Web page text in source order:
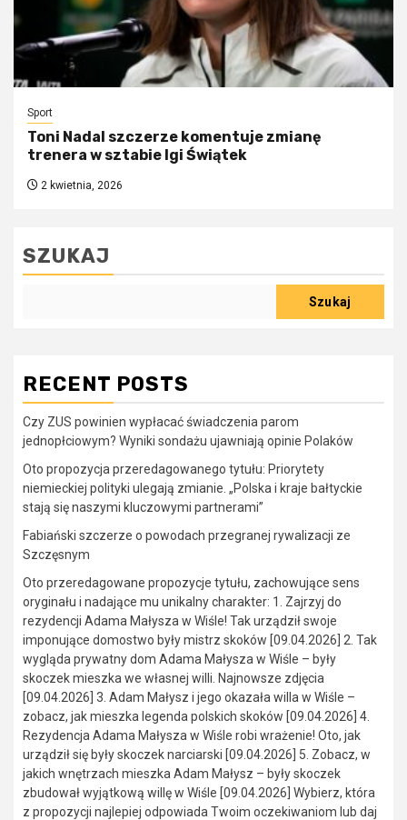
Sport
Toni Nadal szczerze komentuje zmianę
trenera w sztabie Igi Świątek
2 kwietnia, 2026
SZUKAJ
Szukaj
RECENT POSTS
Czy ZUS powinien wypłacać świadczenia parom
jednopłciowym? Wyniki sondażu ujawniają opinie Polaków
Oto propozycja przeredagowanego tytułu: Priorytety
niemieckiej polityki ulegają zmianie. „Polska i kraje bałtyckie
stają się naszymi kluczowymi partnerami”
Fabiański szczerze o powodach przegranej rywalizacji ze
Szczęsnym
Oto przeredagowane propozycje tytułu, zachowujące sens
oryginału i nadające mu unikalny charakter: 1. Zajrzyj do
rezydencji Adama Małysza w Wiśle! Tak urządził swoje
imponujące domostwo były mistrz skoków [09.04.2026] 2. Tak
wygląda prywatny dom Adama Małysza w Wiśle – były
skoczek mieszka we własnej willi. Najnowsze zdjęcia
[09.04.2026] 3. Adam Małysz i jego okazała willa w Wiśle –
zobacz, jak mieszka legenda polskich skoków [09.04.2026] 4.
Rezydencja Adama Małysza w Wiśle robi wrażenie! Oto, jak
urządził się były skoczek narciarski [09.04.2026] 5. Zobacz, w
jakich wnętrzach mieszka Adam Małysz – były skoczek
zbudował wyjątkową willę w Wiśle [09.04.2026] Wybierz, która
z propozycji najlepiej odpowiada Twoim oczekiwaniom lub daj